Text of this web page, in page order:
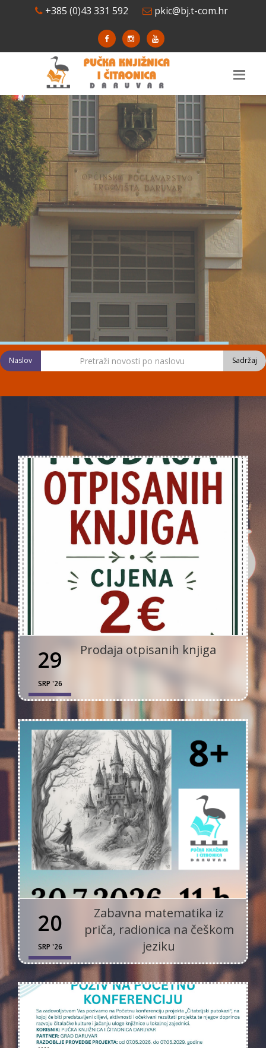
+385 (0)43 331 592 pkic@bj.t-com.hr
Naslov Sadržaj
29
SRP '26
Prodaja otpisanih knjiga
20
SRP '26
Zabavna matematika iz
priča, radionica na češkom
jeziku